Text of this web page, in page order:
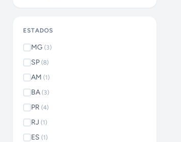
ESTADOS
MG (3)
SP (8)
AM (1)
BA (3)
PR (4)
RJ (1)
ES (1)